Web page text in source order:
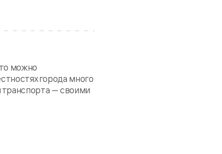
можно
города много
— своими